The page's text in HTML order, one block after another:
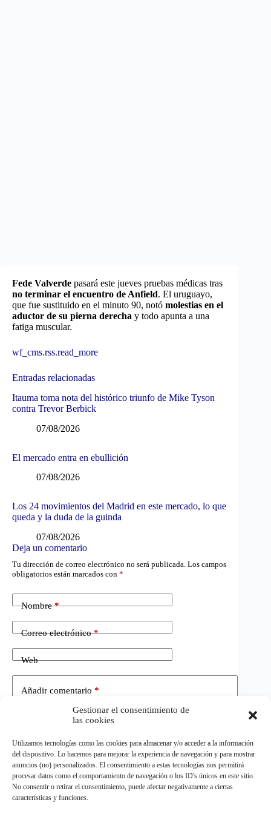
Gestionar el consentimiento de
las cookies
Utilizamos tecnologías como las cookies para almacenar y/o acceder a la información
del dispositivo. Lo hacemos para mejorar la experiencia de navegación y para mostrar
anuncios (no) personalizados. El consentimiento a estas tecnologías nos permitirá
procesar datos como el comportamiento de navegación o los ID's únicos en este sitio.
No consentir o retirar el consentimiento, puede afectar negativamente a ciertas
características y funciones.
Fede Valverde pasará este jueves pruebas médicas tras
no terminar el encuentro de Anfield. El uruguayo,
que fue sustituido en el minuto 90, notó molestias en el
aductor de su pierna derecha y todo apunta a una
fatiga muscular.
wf_cms.rss.read_more
Entradas relacionadas
Itauma toma nota del histórico triunfo de Mike Tyson
contra Trevor Berbick
07/08/2026
El mercado entra en ebullición
07/08/2026
Los 24 movimientos del Madrid en este mercado, lo que
queda y la duda de la guinda
07/08/2026
Deja un comentario
Tu dirección de correo electrónico no será publicada. Los campos
obligatorios están marcados con *
Nombre*
Correo electrónico*
Web
Añadir comentario *
Publicar el comentario